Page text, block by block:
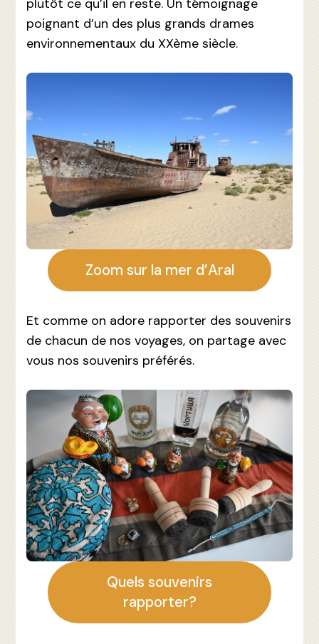
poignant d’un des plus grands drames
environnementaux du XXème siècle.
Zoom sur la mer d’Aral
Et comme on adore rapporter des souvenirs
de chacun de nos voyages, on partage avec
vous nos souvenirs préférés.
Quels souvenirs
rapporter?